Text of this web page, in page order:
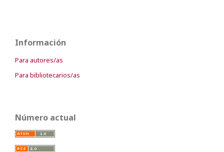
Información
Para autores/as
Para bibliotecarios/as
Número actual